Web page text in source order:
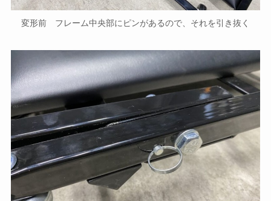
変形前 フレーム中央部にピンがあるので、それを引き抜く